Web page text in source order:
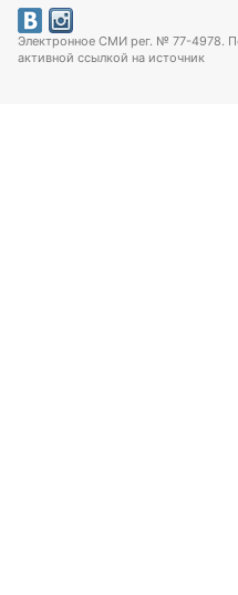
Электронное СМИ рег. № 77-4978.
активной ссылкой на источник